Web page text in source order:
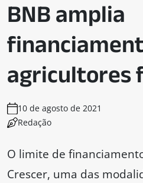
BNB amplia
agricultores
10 de agosto de 2021
Redação
O limite de
Crescer, uma das